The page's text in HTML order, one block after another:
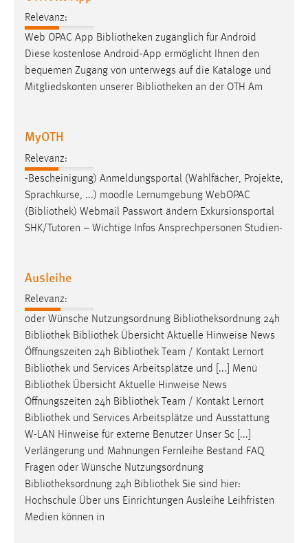
Relevanz:
Web OPAC App Bibliotheken zugänglich für Android
Diese kostenlose Android-App ermöglicht Ihnen den
bequemen Zugang von unterwegs auf die Kataloge und
Mitgliedskonten unserer Bibliotheken an der OTH Am
MyOTH
Relevanz:
-Bescheinigung) Anmeldungsportal (Wahlfächer, Projekte,
Sprachkurse, ...) moodle Lernumgebung WebOPAC
(Bibliothek) Webmail Passwort ändern Exkursionsportal
SHK/Tutoren – Wichtige Infos Ansprechpersonen Studien-
Ausleihe
Relevanz:
oder Wünsche Nutzungsordnung Bibliotheksordnung 24h
Bibliothek Bibliothek Übersicht Aktuelle Hinweise News
Öffnungszeiten 24h Bibliothek Team / Kontakt Lernort
Bibliothek und Services Arbeitsplätze und [...] Menü
Bibliothek Übersicht Aktuelle Hinweise News
Öffnungszeiten 24h Bibliothek Team / Kontakt Lernort
Bibliothek und Services Arbeitsplätze und Ausstattung
W-LAN Hinweise für externe Benutzer Unser Sc [...]
Verlängerung und Mahnungen Fernleihe Bestand FAQ
Fragen oder Wünsche Nutzungsordnung
Bibliotheksordnung 24h Bibliothek Sie sind hier:
Hochschule Über uns Einrichtungen Ausleihe Leihfristen
Medien können in